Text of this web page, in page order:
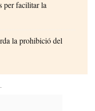
per facilitar la
la prohibició del